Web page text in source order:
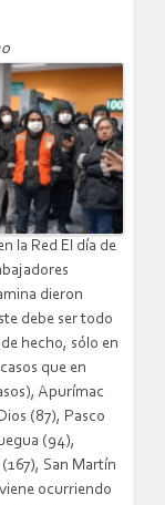
la Red El día de
dieron
debe ser todo
hecho, sólo en
que en
Apurímac
(87), Pasco
(94),
San Martín
ocurriendo